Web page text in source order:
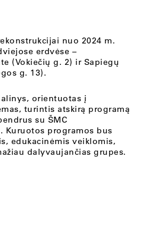
nuo 2024 m.
erdvėse –
(Vokiečių g. 2) ir Sapiegų
g. 13).
orientuotas į
turintis atskirą programą
su ŠMC
Kuruotos programos bus
edukacinėmis veiklomis,
dalyvaujančias grupes.